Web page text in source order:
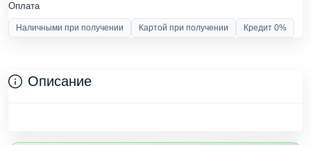
Оплата
Наличными при получении Картой при получении Кредит 0%
Описание